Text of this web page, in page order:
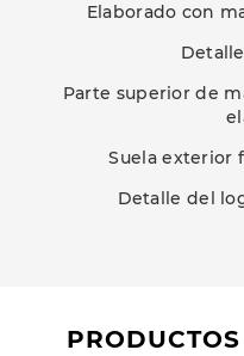
Elaborado con
Parte superior de
Suela exterior
Detalle del